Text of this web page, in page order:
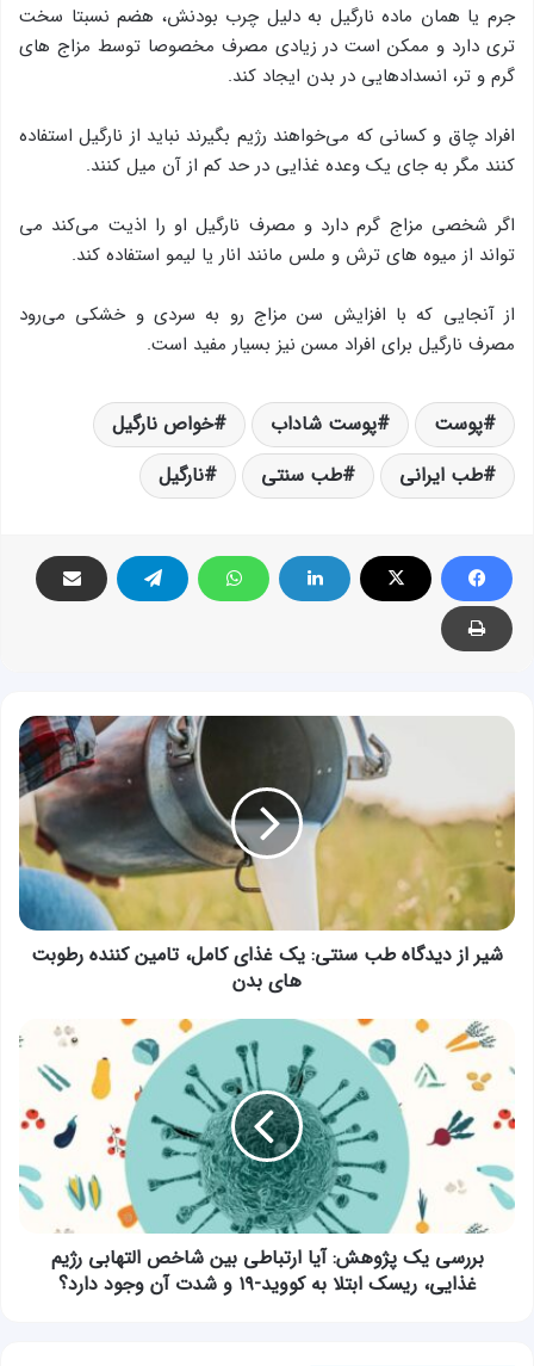
جرم یا همان ماده نارگیل به دلیل چرب بودنش، هضم نسبتا سخت
تری دارد و ممکن است در زیادی مصرف مخصوصا توسط مزاج های
گرم و تر، انسدادهایی در بدن ایجاد کند.
افراد چاق و کسانی که می‌خواهند رژیم بگیرند نباید از نارگیل استفاده
کنند مگر به جای یک وعده غذایی در حد کم از آن میل کنند.
اگر شخصی مزاج گرم دارد و مصرف نارگیل او را اذیت می‌کند می
تواند از میوه های ترش و ملس مانند انار یا لیمو استفاده کند.
از آنجایی که با افزایش سن مزاج رو به سردی و خشکی می‌رود
مصرف نارگیل برای افراد مسن نیز بسیار مفید است.
پوست پوست شاداب
خواص نارگیل
طب ایرانی
طب سنتی نارگیل
شیر
طب
سنتی:
یک
غذای
کامل،
تامین
کننده
شیر از دیدگاه طب سنتی: یک غذای کامل، تامین کننده رطوبت
های بدن
بررسی
پژوهش:
آیا
ارتباطی
شاخص
التهابی
رژیم
غذایی،
ریسک
بررسی یک پژوهش: آیا ارتباطی بین شاخص التهابی رژیم
غذایی، ریسک ابتلا به کووید-۱۹ و شدت آن وجود دارد؟